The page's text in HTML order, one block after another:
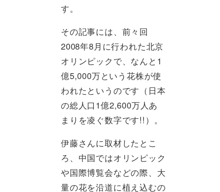
す。
その記事には、前々回
2008年8月に行われた北京
オリンピックで、なんと1
億5,000万という花株が使
われたというのです（日本
の総人口1億2,600万人あ
まりを凌ぐ数字です!!）。
伊藤さんに取材したとこ
ろ、中国ではオリンピック
や国際博覧会などの際、大
量の花を沿道に植え込むの